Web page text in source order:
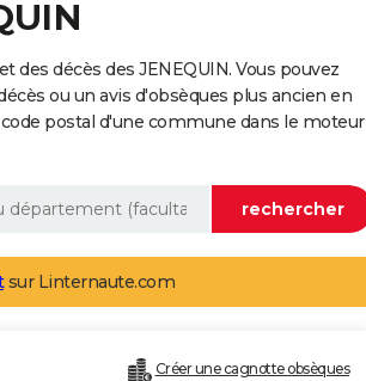
décès des JENEQUIN. Vous pouvez
ou un avis d'obsèques plus ancien en
postal d'une commune dans le moteur
sur Linternaute.com
Créer une cagnotte obsèques